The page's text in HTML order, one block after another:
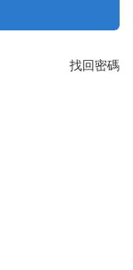
找回密碼